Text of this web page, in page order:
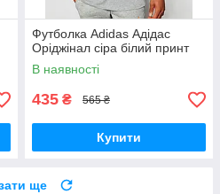
Футболка Adidas Адідас
Оріджінал сіра білий принт
В наявності
435 ₴ 565 ₴
Купити
ще